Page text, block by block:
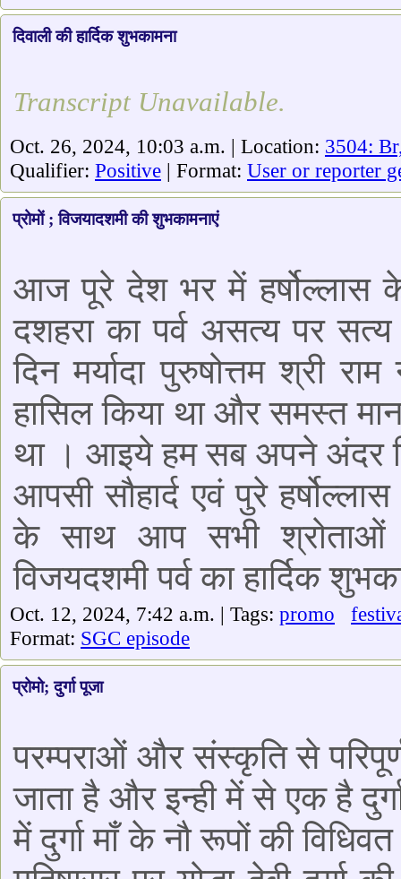
दिवाली की हार्दिक शुभकामना
Transcript Unavailable.
Oct. 26, 2024, 10:03 a.m. | Location: 3504:
Qualifier: Positive | Format: User or reporter
प्रोमों ; विजयादशमी की शुभकामनाएं
आज पूरे देश भर में हर्षोल्लास
दशहरा का पर्व असत्य पर
दिन मर्यादा पुरुषोत्तम श्री
हासिल किया था और समस्त
था । आइये हम सब अपने अंदर
आपसी सौहार्द एवं पुरे
के साथ आप सभी श्रोताओं
विजयदशमी पर्व का हार्दिक
Oct. 12, 2024, 7:42 a.m. | Tags: promo
Format: SGC episode
प्रोमो; दुर्गा पूजा
परम्पराओं और संस्कृति से परिपूर्ण
जाता है और इन्ही में से एक है
में दुर्गा माँ के नौ रूपों की